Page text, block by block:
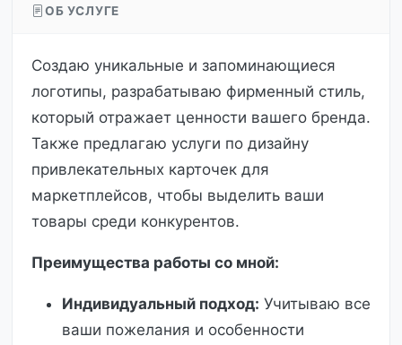
ОБ УСЛУГЕ
Создаю уникальные и запоминающиеся
логотипы, разрабатываю фирменный стиль,
который отражает ценности вашего бренда.
Также предлагаю услуги по дизайну
привлекательных карточек для
маркетплейсов, чтобы выделить ваши
товары среди конкурентов.
Преимущества работы со мной:
Индивидуальный подход: Учитываю все
ваши пожелания и особенности